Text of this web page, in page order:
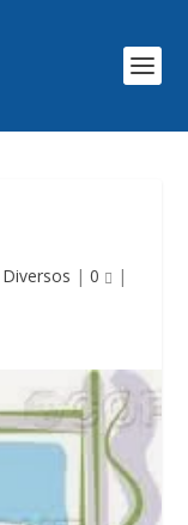
Diversos | 0 |